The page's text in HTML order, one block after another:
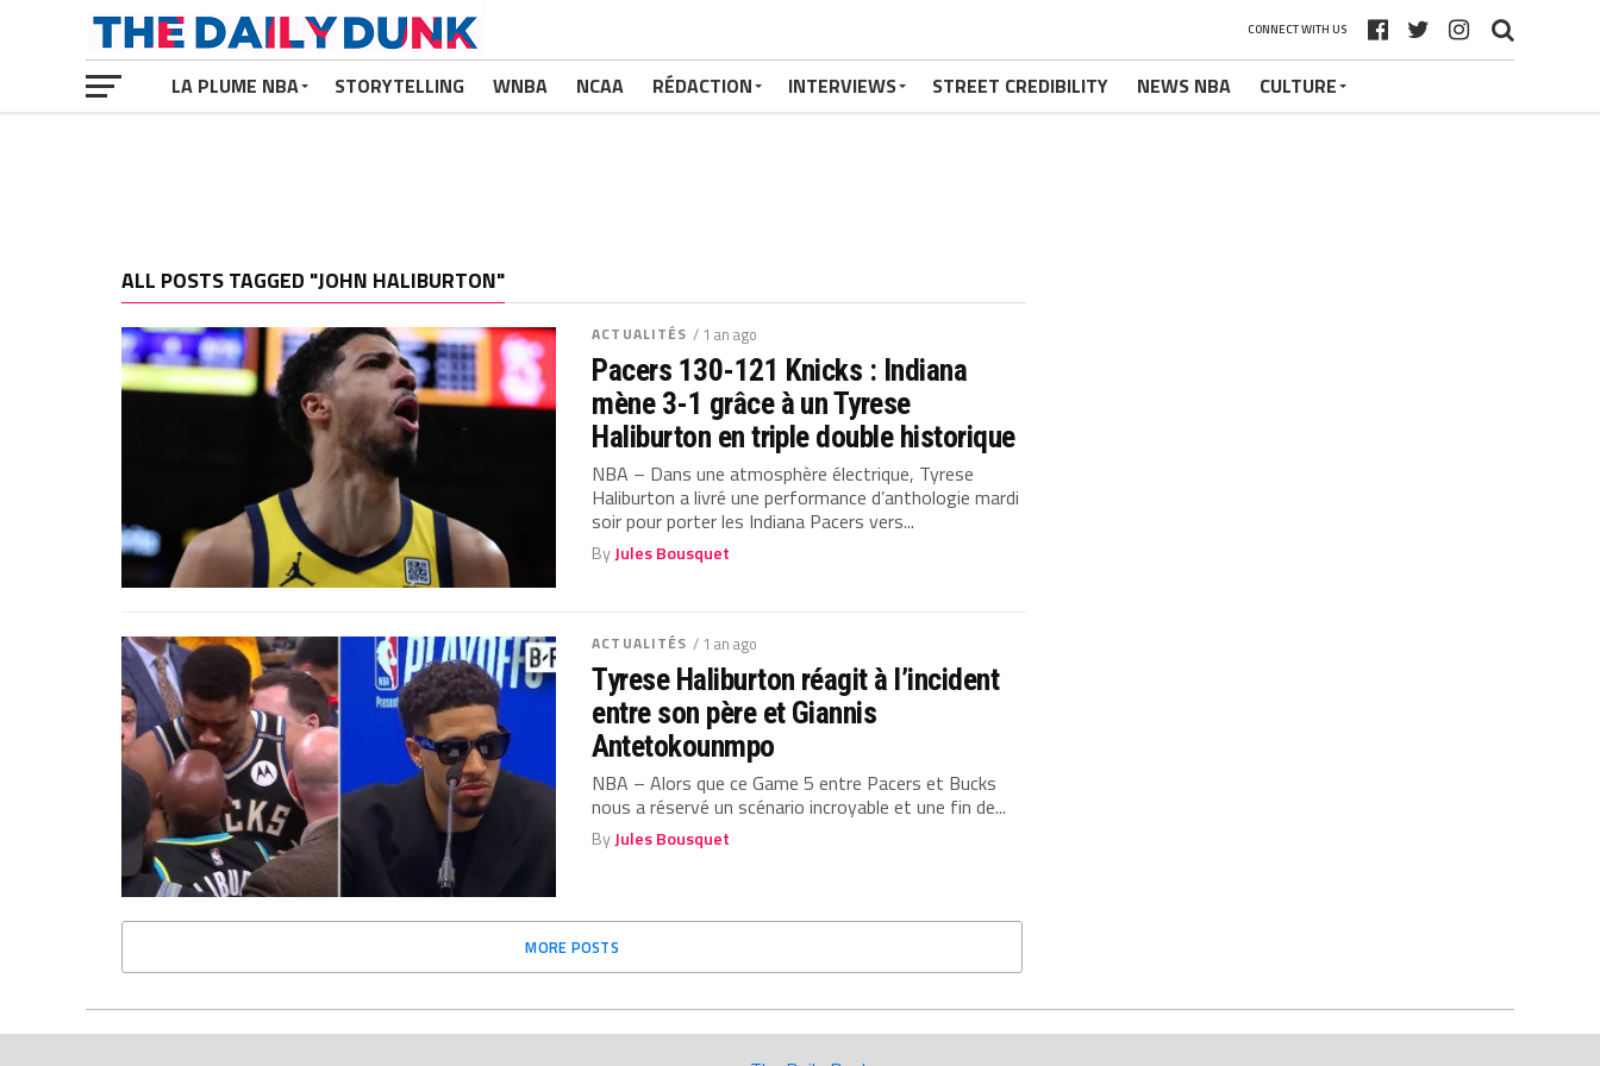
CONNECT WITH US
LA PLUME NBA STORYTELLING WNBA NCAA RÉDACTION INTERVIEWS STREET CREDIBILITY NEWS NBA CULTURE
ALL POSTS TAGGED "JOHN HALIBURTON"
ACTUALITÉS / 1 an ago
Pacers 130-121 Knicks : Indiana
mène 3-1 grâce à un Tyrese
Haliburton en triple double historique
NBA – Dans une atmosphère électrique, Tyrese
Haliburton a livré une performance d’anthologie mardi
soir pour porter les Indiana Pacers vers...
ByJules Bousquet
ACTUALITÉS / 1 an ago
Tyrese Haliburton réagit à l’incident
entre son père et Giannis
Antetokounmpo
NBA – Alors que ce Game 5 entre Pacers et Bucks
nous a réservé un scénario incroyable et une fin de...
ByJules Bousquet
MORE POSTS